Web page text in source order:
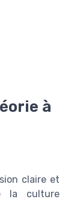
à
claire et
la culture